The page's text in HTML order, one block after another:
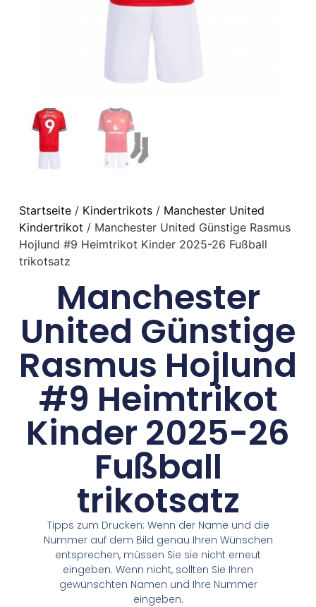
Startseite/ Kindertrikots/ Manchester United
Kindertrikot / Manchester United Günstige Rasmus
Hojlund #9 Heimtrikot Kinder 2025-26 Fußball
trikotsatz
Manchester
United Günstige
Rasmus Hojlund
#9 Heimtrikot
Kinder 2025-26
Fußball
trikotsatz
Tipps zum Drucken: Wenn der Name und die
Nummer auf dem Bild genau Ihren Wünschen
entsprechen, müssen Sie sie nicht erneut
eingeben. Wenn nicht, sollten Sie Ihren
gewünschten Namen und Ihre Nummer
eingeben.